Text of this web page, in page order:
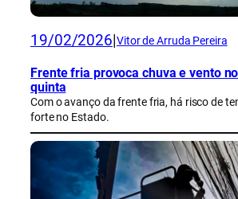
19/02/2026 Vitor de Arruda Pereira
Frente fria provoca chuva e vento
quinta
Com o avanço da frente fria, há risco de
forte no Estado.